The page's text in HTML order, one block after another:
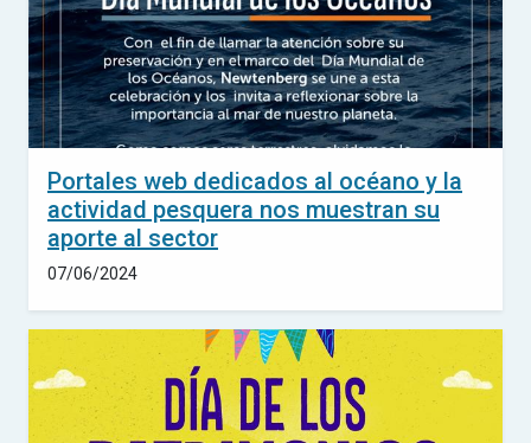
Portales web dedicados al océano y la
actividad pesquera nos muestran su
aporte al sector
07/06/2024